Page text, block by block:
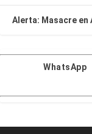
Alerta: Masacre en
WhatsApp